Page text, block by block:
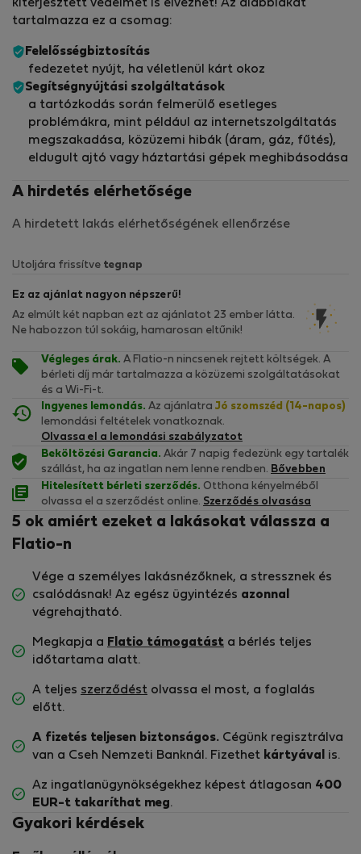
kiterjesztett védelmet is élvezhet! Az alábbiakat
tartalmazza ez a csomag:
Felelősségbiztosítás
fedezetet nyújt, ha véletlenül kárt okoz
Segítségnyújtási szolgáltatások
a tartózkodás során felmerülő esetleges
problémákra, mint például az internetszolgáltatás
megszakadása, közüzemi hibák (áram, gáz, fűtés),
eldugult ajtó vagy háztartási gépek meghibásodása
A hirdetés elérhetősége
A hirdetett lakás elérhetőségének ellenőrzése
Utoljára frissítve tegnap
Ez az ajánlat nagyon népszerű!
Az elmúlt két napban ezt az ajánlatot 23 ember látta.
Ne habozzon túl sokáig, hamarosan eltűnik!
Végleges árak. A Flatio-n nincsenek rejtett költségek. A
bérleti díj már tartalmazza a közüzemi szolgáltatásokat
és a Wi-Fi-t.
Ingyenes lemondás. Az ajánlatra Jó szomszéd (14-napos)
lemondási feltételek vonatkoznak.
Olvassa el a lemondási szabályzatot
Beköltözési Garancia. Akár 7 napig fedezünk egy tartalék
szállást, ha az ingatlan nem lenne rendben. Bővebben
Hitelesített bérleti szerződés. Otthona kényelméből
olvassa el a szerződést online. Szerződés olvasása
5 ok amiért ezeket a lakásokat válassza a
Flatio-n
Vége a személyes lakásnézőknek, a stressznek és
csalódásnak! Az egész ügyintézés azonnal
végrehajtható.
Megkapja a Flatio támogatást a bérlés teljes
időtartama alatt.
A teljes szerződést olvassa el most, a foglalás
előtt.
A fizetés teljesen biztonságos. Cégünk regisztrálva
van a Cseh Nemzeti Banknál. Fizethet kártyával is.
Az ingatlanügynökségekhez képest átlagosan 400
EUR-t takaríthat meg.
Gyakori kérdések